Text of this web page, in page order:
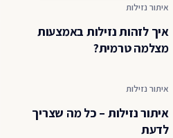
איתור נזילות
איך לזהות נזילות באמצעות
מצלמה טרמית?
איתור נזילות
איתור נזילות – כל מה שצריך
לדעת